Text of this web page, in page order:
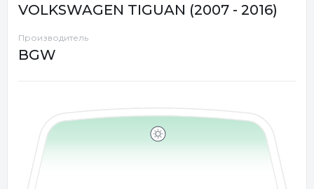
VOLKSWAGEN TIGUAN (2007 - 2016)
Производитель
BGW